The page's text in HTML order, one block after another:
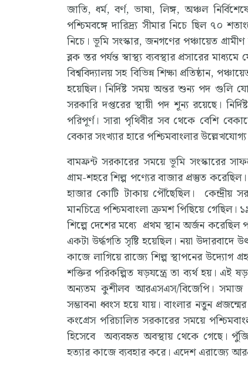
জাতি, ধর্ম, বর্ণ, ভাষা, লিঙ্গ, অঞ্চল
পশ্চিমবঙ্গে দারিদ্র্য সীমার নিচে ছিল ৭০
নিচে। ভূমি সংস্কার, জনগণের পঞ্চায়েত
ব্লক স্তর পর্যন্ত স্বাস্থ্য ব্যবস্থার প্রসারের
বিশ্ববিদ্যালয় সহ বিভিন্ন শিক্ষা প্রতিষ্ঠান,
হয়েছিল। নির্দিষ্ট সময় অন্তর শুন্য পদ গুলি
সরকারি দপ্তরের স্থায়ী পদ শূন্য রয়েছে।
পরিপূর্ণ। সারা পৃথিবীর সব থেকে বেশি
বেকার সংখ্যার হারে পশ্চিমবাংলার
বামফ্রন্ট সরকারের সময়ে ভূমি সংস্কারের
গ্রাম-শহরে শিল্প পণ্যের বাজার প্রস্তুত
হাজার কোটি টাকায় পৌঁছেছিল। কেন্দ্রীয়
মানচিত্রে পশ্চিমবাংলা ক্রমশ পিছিয়ে
শিল্পে দেশের মধ্যে প্রথম স্থান অর্জন
একটা উর্দ্ধগতি সৃষ্টি হয়েছিল। নয়া উদারবাদে
কাজে লাগিয়ে রাজ্যে শিল্প স্থাপনের উদ্যোগ
শক্তির পরিকল্পিত ষড়যন্ত্রে তা ব্যর্থ হয়। এই
অন্যতম কুশীলব আরএসএস/বিজেপি। সমাজ
সম্ভাবনা ধ্বংস হয়ে যায়। বাংলার নতুন
কংগ্রেস পরিচালিত সরকারের সময়ে
হিসেবে অব্যবহৃত অবস্থায় থেকে গেছে।
হত্যার কাজে ব্যবহার করে। এদেশ এরাজ্যে